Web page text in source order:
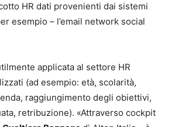
HR dati provenienti dai sistemi
esempio – l’email network social
applicata al settore HR
(ad esempio: età, scolarità,
raggiungimento degli obiettivi,
retribuzione). «Attraverso cockpit